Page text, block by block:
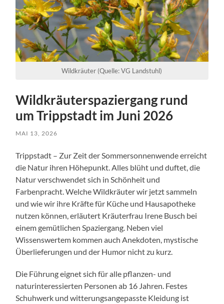
Wildkräuter (Quelle: VG Landstuhl)
Wildkräuterspaziergang rund
um Trippstadt im Juni 2026
MAI 13, 2026
Trippstadt – Zur Zeit der Sommersonnenwende erreicht
die Natur ihren Höhepunkt. Alles blüht und duftet, die
Natur verschwendet sich in Schönheit und
Farbenpracht. Welche Wildkräuter wir jetzt sammeln
und wie wir ihre Kräfte für Küche und Hausapotheke
nutzen können, erläutert Kräuterfrau Irene Busch bei
einem gemütlichen Spaziergang. Neben viel
Wissenswertem kommen auch Anekdoten, mystische
Überlieferungen und der Humor nicht zu kurz.
Die Führung eignet sich für alle pflanzen- und
naturinteressierten Personen ab 16 Jahren. Festes
Schuhwerk und witterungsangepasste Kleidung ist